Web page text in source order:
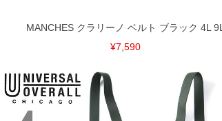
MANCHES クラリーノ ベルト ブラック 4L 9L
¥7,590